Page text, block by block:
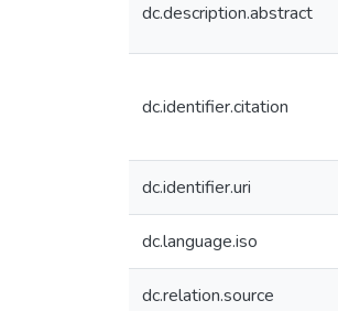
dc.description.abstract
dc.identifier.citation
dc.identifier.uri
dc.language.iso
dc.relation.source